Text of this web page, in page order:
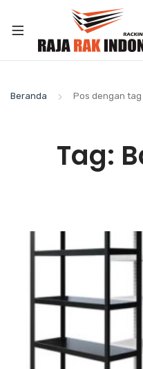
Beranda Pos dengan tag
Tag: